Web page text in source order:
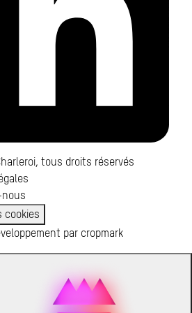
tous droits réservés
cookies
par cropmark